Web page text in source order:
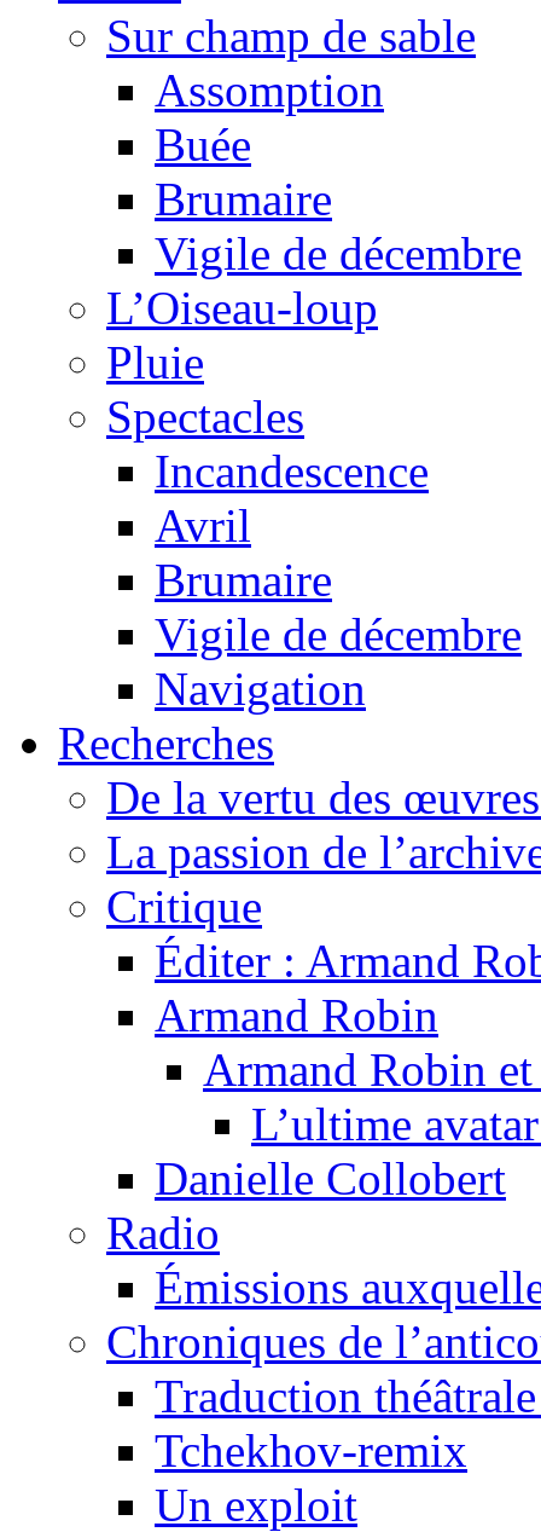
Sur champ de sable
Assomption
Buée
Brumaire
Vigile de décembre
L’Oiseau-loup
Pluie
Spectacles
Incandescence
Avril
Brumaire
Vigile de décembre
Navigation
Recherches
De la vertu des
La passion de
Critique
Éditer : Armand
Armand Robin
Armand Robin
L’ultime
Danielle Collobert
Radio
Émissions
Chroniques de
Traduction
Tchekhov-remix
Un exploit